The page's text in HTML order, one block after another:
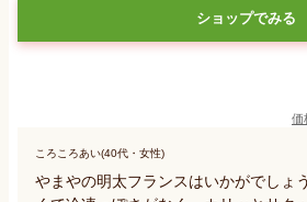
ショップでみる
価
ころころあい(40代・女性)
やまやの明太フランスはいかがでしょ